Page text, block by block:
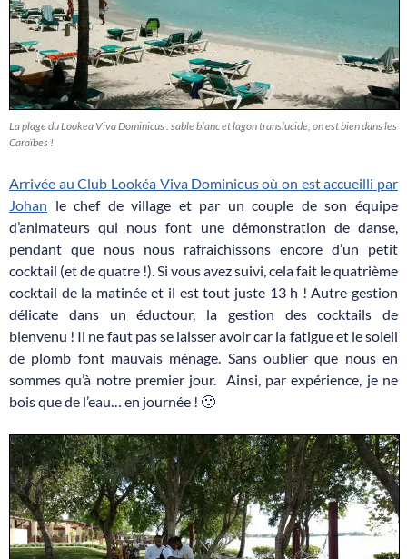
La plage du Lookea Viva Dominicus : sable blanc et lagon translucide, on est bien dans les
Caraïbes !
Arrivée au Club Lookéa Viva Dominicus où on est accueilli par
Johan le chef de village et par un couple de son équipe
d’animateurs qui nous font une démonstration de danse,
pendant que nous nous rafraichissons encore d’un petit
cocktail (et de quatre !). Si vous avez suivi, cela fait le quatrième
cocktail de la matinée et il est tout juste 13 h ! Autre gestion
délicate dans un éductour, la gestion des cocktails de
bienvenu ! Il ne faut pas se laisser avoir car la fatigue et le soleil
de plomb font mauvais ménage. Sans oublier que nous en
sommes qu’à notre premier jour. Ainsi, par expérience, je ne
bois que de l’eau… en journée ! 🙂